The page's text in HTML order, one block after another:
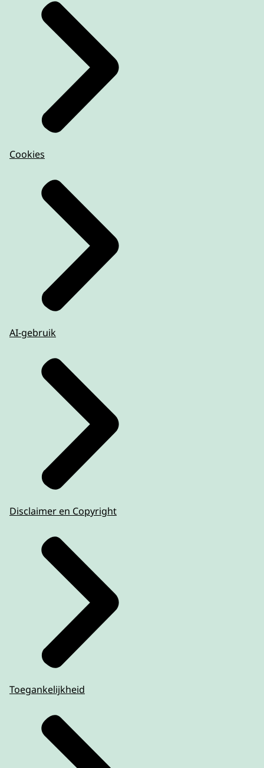
Cookies
AI-gebruik
Disclaimer en Copyright
Toegankelijkheid